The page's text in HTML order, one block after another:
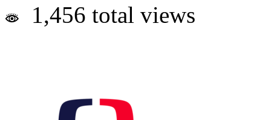
1,456 total views